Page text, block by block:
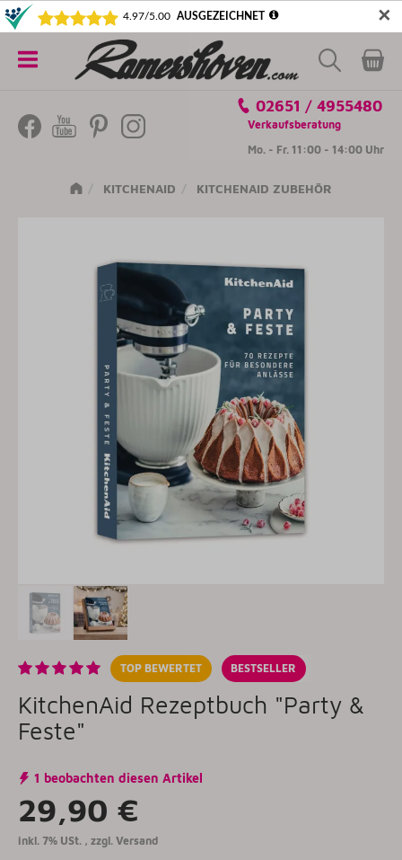
✕
5€ SICHERN! NEWSLETTER ABONNIEREN
Kategorien
02651 / 4955480
Verkaufsberatung
Mo. - Fr. 11:00 - 14:00 Uhr
KITCHENAID KITCHENAID ZUBEHÖR
TOP BEWERTET BESTSELLER
KitchenAid Rezeptbuch "Party &
Feste"
1 beobachten diesen Artikel
29,90 €
inkl. 7% USt. , zzgl. Versand